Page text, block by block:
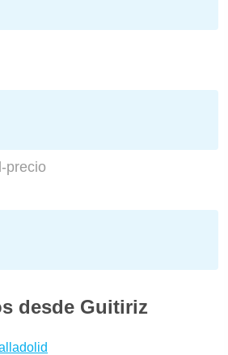
precio
desde Guitiriz